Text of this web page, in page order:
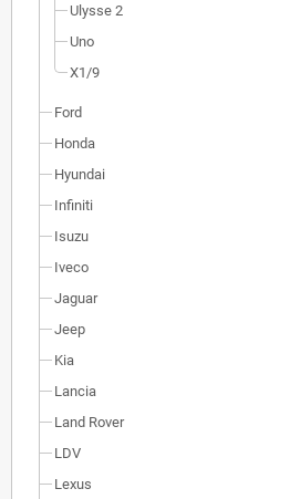
Ulysse 2
Uno
X1/9
Ford
Honda
Hyundai
Infiniti
Isuzu
Iveco
Jaguar
Jeep
Kia
Lancia
Land Rover
LDV
Lexus